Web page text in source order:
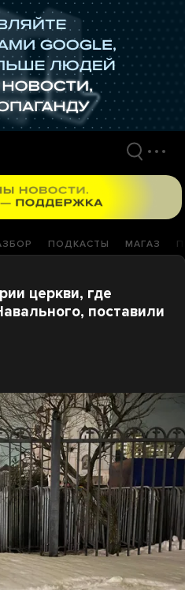
ПОДКАСТЫ МАГАЗ
церкви, где
поставили